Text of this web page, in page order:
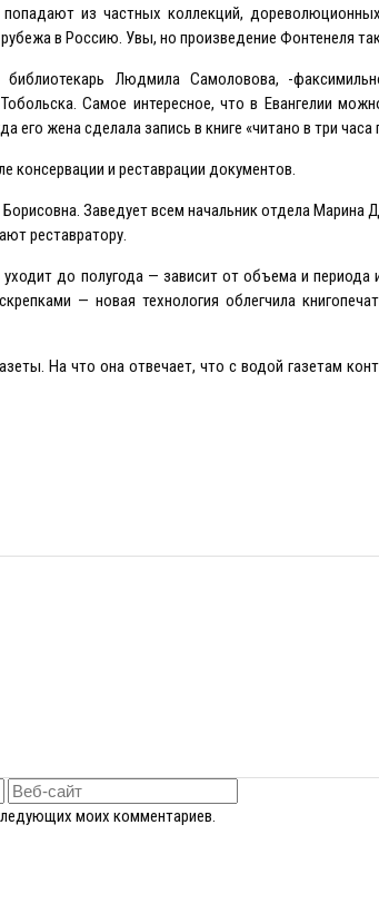
из частных коллекций,
в Россию. Увы, но произведение Фонтенеля
Людмила Самоловова, -
Самое интересное, что в Eвангелии
его жена сделала запись в книге «читано в три часа
консервации и реставрации документов.
Заведует всем начальник отдела Марина
реставратору.
до полугода — зависит от объема и периода
— новая технология облегчила
На что она отвечает, что с водой газетам
моих комментариев.